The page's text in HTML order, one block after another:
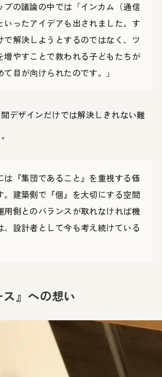
プの議論の中では「インカム（通信
いったアイデアも出されました。す
で解決しようとするのではなく、ツ
増やすことで救われる子どもたちが
目が向けられたのです。」
デザインだけでは解決しきれない難
は『集団であること』を重視する価
。建築側で『個』を大切にする空間
用側とのバランスが取れなければ機
、設計者として今も考え続けている
ス』への想い